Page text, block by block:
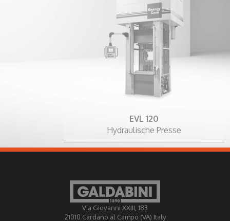
EVL 120
Hydraulische Presse
Via Giovanni XXIII, 183
21010 Cardano al Campo (VA) Italy